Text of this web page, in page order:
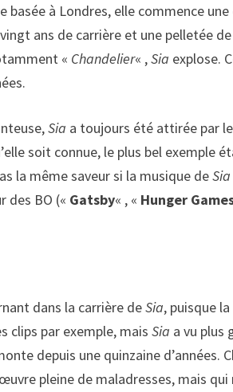
basée à Londres, elle commence
ans de carrière et une pelletée
« Chandelier« ,Sia explose.
Sia a toujours été attirée par
soit connue, le plus bel exemple
la même saveur si la musique deSia
des BO (« Gatsby« , « Hunger
dans la carrière deSia, puisque
clips par exemple, maisSia a vu plus
depuis une quinzaine d’années.
pleine de maladresses, mais